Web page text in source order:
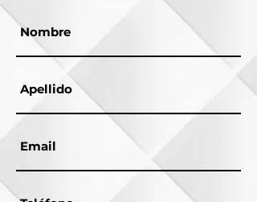
🌐 Financiamiento Directo a 12, 24 y
36 Meses
💰 Precio por M2 de $2,500.00 hasta
👮🏽‍♀️ Seguridad con Caseta de
Vigilancia
🕶 Barda Perimetral
🍀 Áreas Verdes
🏋🏽‍♀️ Área para Ejercicio
💧 Servicio de Agua Potable